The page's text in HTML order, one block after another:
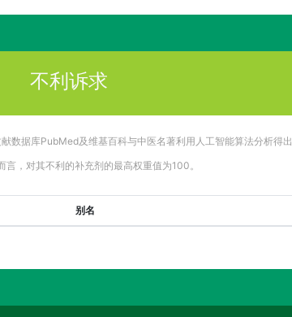
不利诉求
数据库PubMed及维基百科与中医名著利用人工智能算法分析得出
言，对其不利的补充剂的最高权重值为100。
别名